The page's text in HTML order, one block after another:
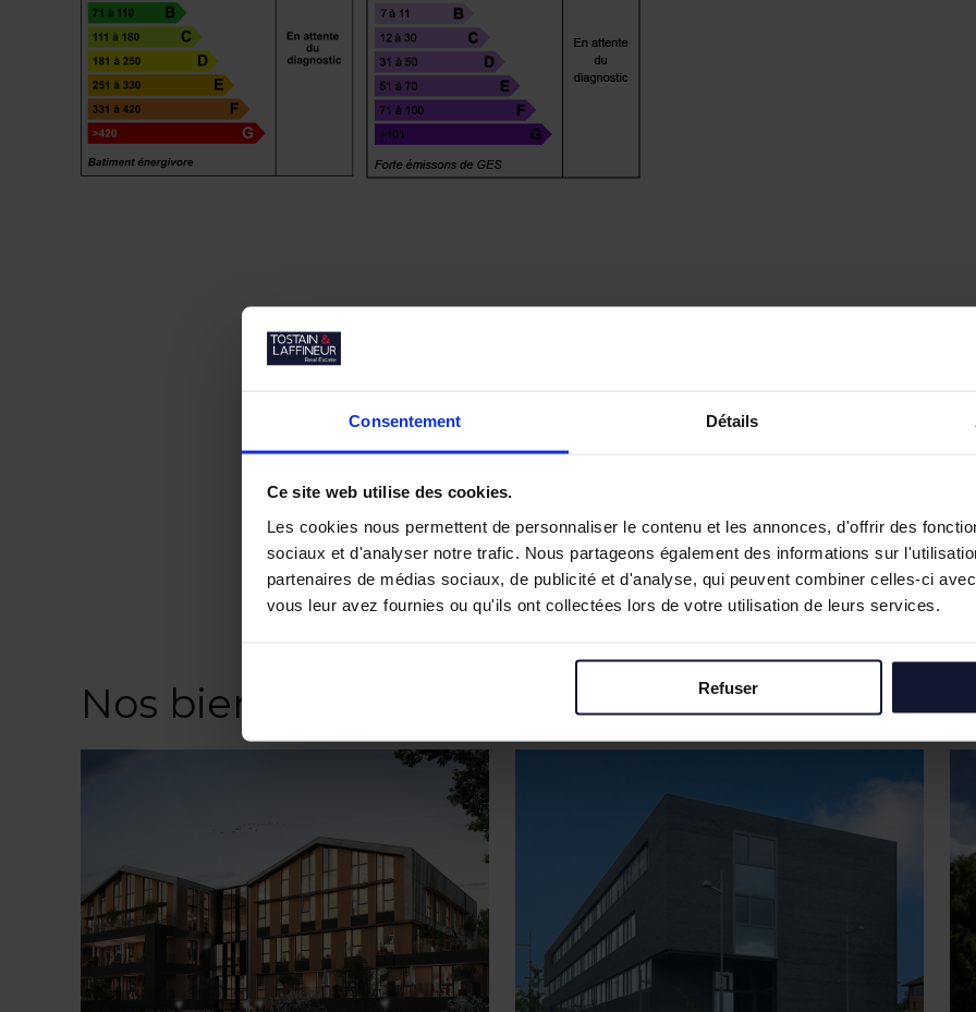
Consentement Détails
Ce site web utilise des cookies.
Les cookies nous permettent de personnaliser le contenu et les annonces, d'offrir des
sociaux et d'analyser notre trafic. Nous partageons également des informations sur
partenaires de médias sociaux, de publicité et d'analyse, qui peuvent combiner celles-ci
vous leur avez fournies ou qu'ils ont collectées lors de votre utilisation de leurs services.
Refuser
Nos biens similaires